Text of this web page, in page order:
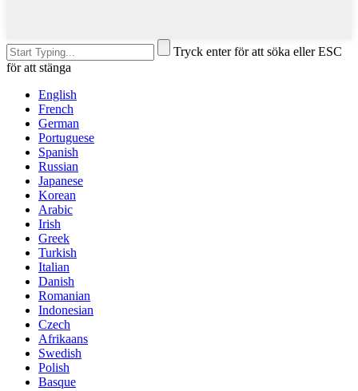
Tryck enter för att söka eller ESC
för att stänga
English
French
German
Portuguese
Spanish
Russian
Japanese
Korean
Arabic
Irish
Greek
Turkish
Italian
Danish
Romanian
Indonesian
Czech
Afrikaans
Swedish
Polish
Basque